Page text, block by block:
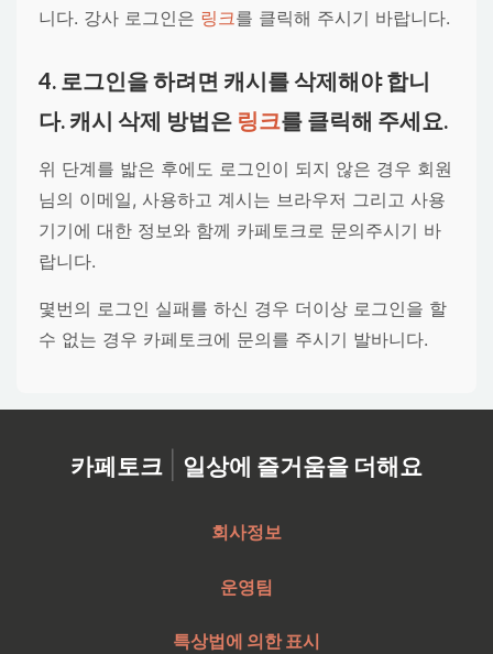
니다. 강사 로그인은 링크를 클릭해 주시기 바랍니다.
4. 로그인을 하려면 캐시를 삭제해야 합니
다. 캐시 삭제 방법은 링크를 클릭해 주세요.
위 단계를 밟은 후에도 로그인이 되지 않은 경우 회원
님의 이메일, 사용하고 계시는 브라우저 그리고 사용
기기에 대한 정보와 함께 카페토크로 문의주시기 바
랍니다.
몇번의 로그인 실패를 하신 경우 더이상 로그인을 할
수 없는 경우 카페토크에 문의를 주시기 발바니다.
카페토크 | 일상에 즐거움을 더해요
회사정보
운영팀
특상법에 의한 표시